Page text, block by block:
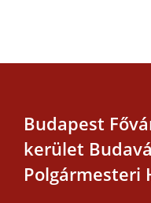
Budapest
kerület
Polgármesteri